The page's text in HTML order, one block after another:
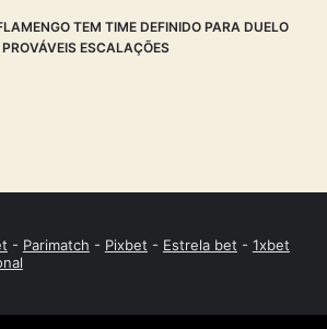
TEM TIME DEFINIDO PARA DUELO
ESCALAÇÕES
- Parimatch - Pixbet - Estrela bet - 1xbet